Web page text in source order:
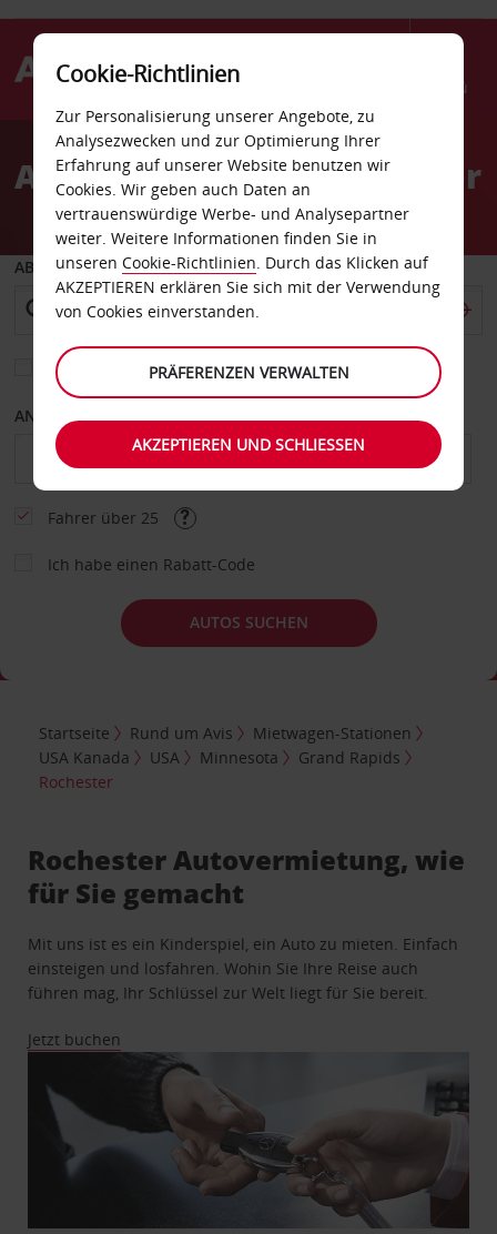
Menü
AvisAutovermietung Rochester
ABHOLEN VON
Eine andere Rückgabestation auswählen
ANFANGSDATUM
Fahrer über 25
Ich habe einen Rabatt-Code
AUTOS SUCHEN
Startseite Rund um Avis
Mietwagen-Stationen
USA Kanada
USA Minnesota
Grand Rapids
Rochester
Rochester Autovermietung, wie
für Sie gemacht
Mit uns ist es ein Kinderspiel, ein Auto zu mieten. Einfach
einsteigen und losfahren. Wohin Sie Ihre Reise auch
führen mag, Ihr Schlüssel zur Welt liegt für Sie bereit.
Jetzt buchen
Cookie-Richtlinien
Zur Personalisierung unserer Angebote, zu
Analysezwecken und zur Optimierung Ihrer
Erfahrung auf unserer Website benutzen wir
Cookies. Wir geben auch Daten an
vertrauenswürdige Werbe- und Analysepartner
weiter. Weitere Informationen finden Sie in
unseren Cookie-Richtlinien. Durch das Klicken auf
AKZEPTIEREN erklären Sie sich mit der Verwendung
von Cookies einverstanden.
PRÄFERENZEN VERWALTEN
AKZEPTIEREN UND SCHLIESSEN